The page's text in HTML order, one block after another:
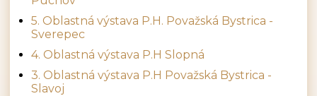
5. Oblastná výstava P.H. Považská Bystrica -
Sverepec
4. Oblastná výstava P.H Slopná
3. Oblastná výstava P.H Považská Bystrica -
Slavoj